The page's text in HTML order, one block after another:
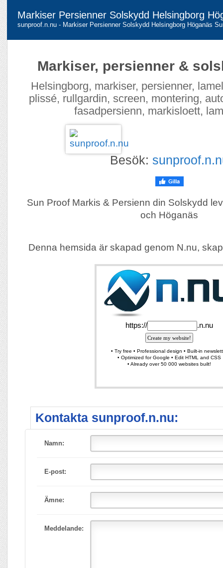
Markiser Persienner Solskydd Helsingborg
sunproof.n.nu - Markiser Persienner Solskydd Helsingborg Höganäs
Markiser, persienner &
Helsingborg, markiser, persienner,
plissé, rullgardin, screen, montering,
fasadpersienn, markisloett,
Besök:
Sun Proof Markis & Persienn din Solskydd
och Höganäs
Denna hemsida är skapad genom N.nu,
Kontakta sunproof.n.nu:
Namn:
E-post:
Ämne:
Meddelande: